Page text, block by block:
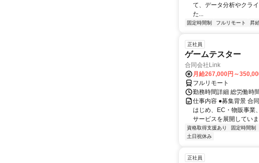
て、データ分析やクラ
た...
固定時間制 フルリモート 昇
正社員
ゲームテスター
合同会社Link
月給267,000円～
フルリモート
勤務時間詳細 総労働時
仕事内容 ●募集背景 合
はじめ、EC・物販事業
サービスを展開してい
資格取得支援あり 固定時間制
土日祝休み
正社員